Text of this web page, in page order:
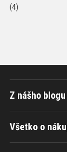
(4)
Všetko o
Z nášho blogu